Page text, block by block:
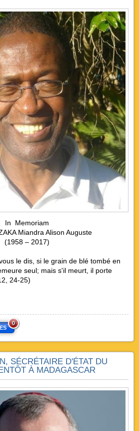
In Memoriam
Miandra Alison Auguste
(1958 – 2017)
le dis, si le grain de blé tombé en
seul; mais s'il meurt, il porte
24-25)
0
SÉCRÉTAIRE D'ÉTAT DU
À MADAGASCAR